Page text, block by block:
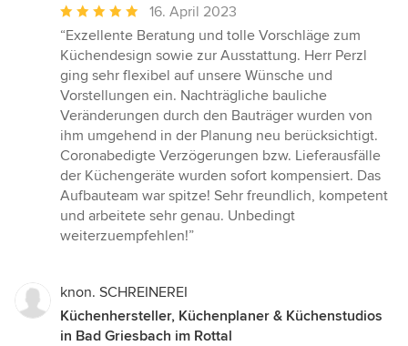
Durchschnittliche
Bewertung:
5
von
5
Sternen
16. April 2023
“Exzellente Beratung und tolle Vorschläge zum
Küchendesign sowie zur Ausstattung. Herr Perzl
ging sehr flexibel auf unsere Wünsche und
Vorstellungen ein. Nachträgliche bauliche
Veränderungen durch den Bauträger wurden von
ihm umgehend in der Planung neu berücksichtigt.
Coronabedigte Verzögerungen bzw. Lieferausfälle
der Küchengeräte wurden sofort kompensiert. Das
Aufbauteam war spitze! Sehr freundlich, kompetent
und arbeitete sehr genau. Unbedingt
weiterzuempfehlen!”
knon. SCHREINEREI
Küchenhersteller, Küchenplaner & Küchenstudios
in Bad Griesbach im Rottal